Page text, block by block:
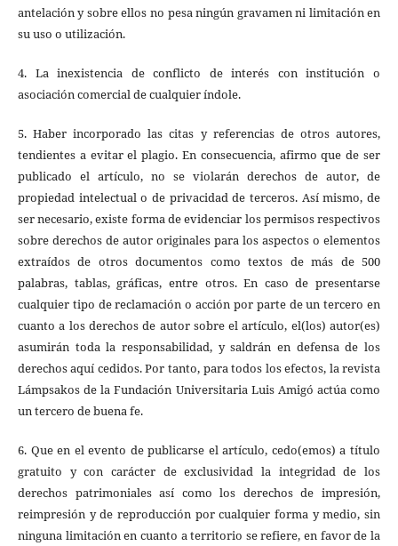
antelación y sobre ellos no pesa ningún gravamen ni limitación en
su uso o utilización.
4. La inexistencia de conflicto de interés con institución o
asociación comercial de cualquier índole.
5. Haber incorporado las citas y referencias de otros autores,
tendientes a evitar el plagio. En consecuencia, afirmo que de ser
publicado el artículo, no se violarán derechos de autor, de
propiedad intelectual o de privacidad de terceros. Así mismo, de
ser necesario, existe forma de evidenciar los permisos respectivos
sobre derechos de autor originales para los aspectos o elementos
extraídos de otros documentos como textos de más de 500
palabras, tablas, gráficas, entre otros. En caso de presentarse
cualquier tipo de reclamación o acción por parte de un tercero en
cuanto a los derechos de autor sobre el artículo, el(los) autor(es)
asumirán toda la responsabilidad, y saldrán en defensa de los
derechos aquí cedidos. Por tanto, para todos los efectos, la revista
Lámpsakos de la Fundación Universitaria Luis Amigó actúa como
un tercero de buena fe.
6. Que en el evento de publicarse el artículo, cedo(emos) a título
gratuito y con carácter de exclusividad la integridad de los
derechos patrimoniales así como los derechos de impresión,
reimpresión y de reproducción por cualquier forma y medio, sin
ninguna limitación en cuanto a territorio se refiere, en favor de la